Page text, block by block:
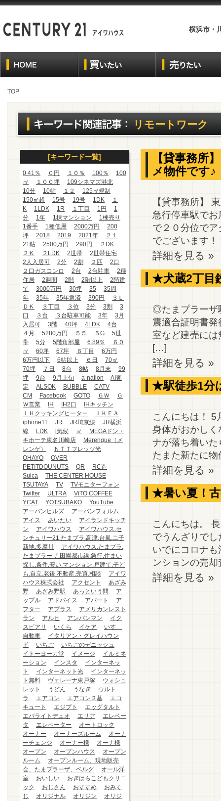
横浜市・
TOP
リモートワーク
[キーワード一覧]
0.41％ ０円 １０％ 100％
100
㎡
１００坪
109シネマズ港北
10分
10帖 １２
125㎡規制
150㎡超
15号 19号 1DK
１
K
1LDK 1R １丁目 1円
1
分
1年 1棟マンション
1棟売り
1番手
1種低層 2000万円
200
坪
2018 2019 2021年
２１
21帖
2500万円 290円
２DK
２Ｋ
２LDK 2世帯
2世帯住宅
2人入居可
2分 2割 ２匹
2口
２口ガスコンロ
2台 2台駐車
2種
住居
2週間 2階 2階以上
2階建
て
3000万円 30坪 35
35周
年
35年 35年返済 390円
３Ｌ
ＤＫ
３丁目 ３位 3分 3割
3
口
３台 ３台駐車可能 3年
3月
入居可
3階 40坪 4LDK
4台
４月
5280万円 ５５ ５G
5世
帯
5分 5階角部屋 6.89％
６０
㎡
60坪 67坪 ６丁目
6万円
6万円以下
6帖以上 ６日
70㎡
70坪
７日 8台 8帖 8月末
99
坪
9台 9月上旬 a-nation
AI査
定
ALSOK BUBBLE
CATV
CM
Facebook GOTO ＧＷ
Ｇ
Ｗ営業
IH IH2口
IHキッチン
ＩＨクッキングヒーター
ＩＫＥＡ
iphone11
JR JR埼京線
JR横浜
線
LDK l気候 ㎡
MEGAドン・
キホーテ東名川崎店
Merengue（メ
レンゲ）
ＮＴＴフレッツ光
OHAYO
OVER
PETITDOUNUTS
QR
RC造
Suica
THE CENTER HOUSE
TSUTAYA
TV
TVモニターフォン
Twitter
ULTRA
ViTO COFFEE
YCAT
YOTSUBAKO
YouTube
アーバンヒルズ
アーバンフォルム
アイス
あいたい
アイランドキッチ
ン
アイワハウス
アイワハウス.セ
ンチュリー21.たまプラ.高津.台風.二子
新地.多摩川
アイワハウス.たまプラ.
たまプラーザ.田園都市線.急行.住まい
探し.条件.安い.マンション.戸建て.子ど
も.自立.老後.不動産.売買.相談
アイワ
ハウス株式会社
アクセント
あざみ
野
あざみ野駅 あっという間
ア
ップル
アドバイス アパート
ア
フター
アプラス
アメリカンレスト
ラン
アルヒ アンパンマン
イク
スピアリ
いくら イケア
いすゞ
自動車
イタリアン・グレイハウン
ド
いちご
いちごのデニッシュ
イトーヨーカ堂
イメージ
イルミネ
ーション
インスタ
インターネッ
ト
インターネット光
インターネッ
ト無料
ヴェレーナ東戸塚
ウォシュ
レット
うどん うなぎ
ウルト
ラ
エアコン エアコン２基
エコ
キュート
エジプト
エッグタルト
エバライトデュオ
エリア
エレベー
タ
エレベーター
オートロック
オーナー
オーナーズルーム
オーナ
ーチェンジ
オーナー様
オーナ様
オープン
オープンハウス
オープン
ルーム
オープンルーム、現地販売
会、たまプラーザ、ベルグ
オール洋
室
おいしい
おぎはらこどもクリニ
ック
おじさん おすすめ
おみく
じ
オリジナル オリジン
オリジ
【貸事務所
メ物件です
【貸事務所】
急行停車駅で
で２０分位で
でございます
詳細を見る »
★犬蔵2丁目
◎たまプラーザ
震適合証明書
室など建売に
[…]
詳細を見る »
★駅徒歩1分
こんにちは！ 5
身体がおかし
ナが落ち着い
たまた新たに
詳細を見る »
★暑い夏！
こんにちは。
でうんざりで
いでにコロナ
ンションの売
詳細を見る »